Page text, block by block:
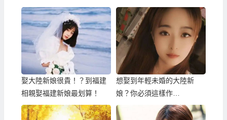
娶大陸新娘很貴！？到福建
相親娶福建新娘最划算！
想娶到年輕未婚的大陸新
娘？你必須這樣作…